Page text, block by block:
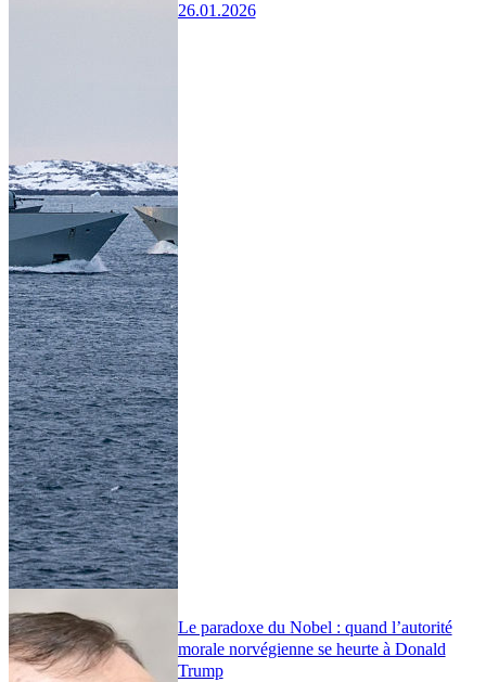
26.01.2026
Le paradoxe du Nobel : quand l’autorité
morale norvégienne se heurte à Donald
Trump